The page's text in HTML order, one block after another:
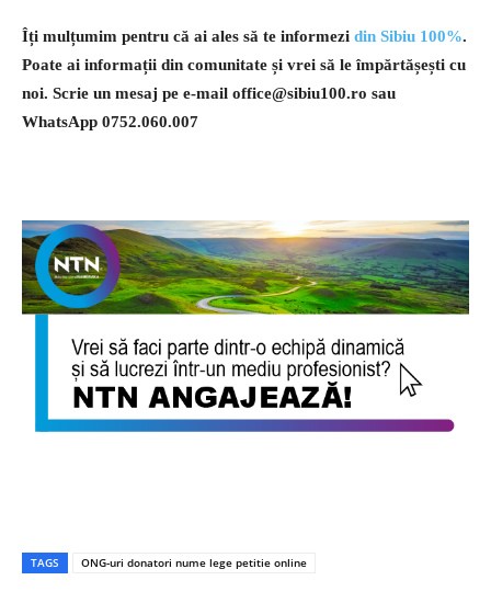
Îți mulțumim pentru că ai ales să te informezi din Sibiu 100%.
Poate ai informații din comunitate și vrei să le împărtășești cu
noi. Scrie un mesaj pe e-mail office@sibiu100.ro sau
WhatsApp 0752.060.007
TAGS ONG-uri donatori nume lege petitie online